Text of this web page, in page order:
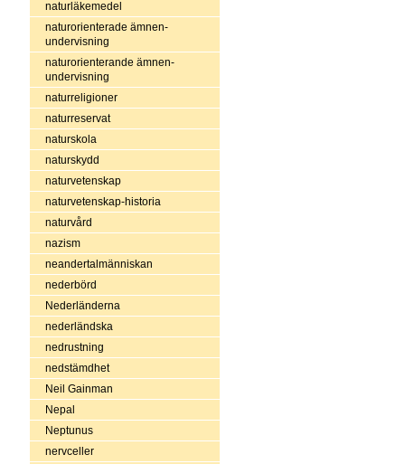
naturläkemedel
naturorienterade ämnen-
undervisning
naturorienterande ämnen-
undervisning
naturreligioner
naturreservat
naturskola
naturskydd
naturvetenskap
naturvetenskap-historia
naturvård
nazism
neandertalmänniskan
nederbörd
Nederländerna
nederländska
nedrustning
nedstämdhet
Neil Gainman
Nepal
Neptunus
nervceller